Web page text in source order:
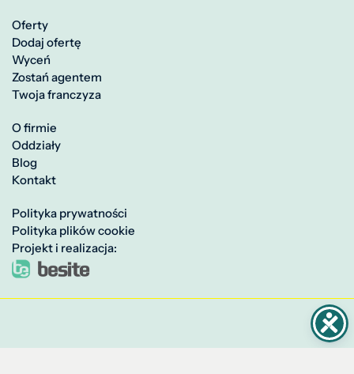
Oferty
Dodaj ofertę
Wyceń
Zostań agentem
Twoja franczyza
O firmie
Oddziały
Blog
Kontakt
Polityka prywatności
Polityka plików cookie
Projekt i realizacja: